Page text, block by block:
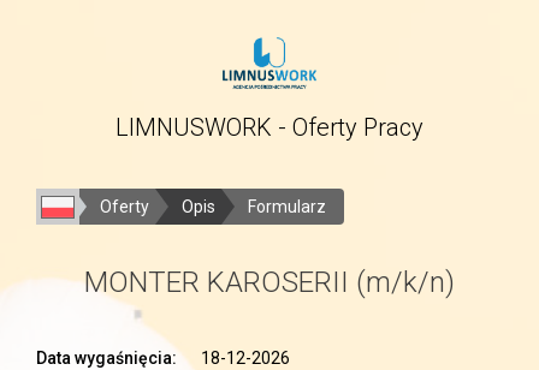
LIMNUSWORK - Oferty Pracy
Oferty Opis Formularz
MONTER KAROSERII (m/k/n)
Data wygaśnięcia:
18-12-2026